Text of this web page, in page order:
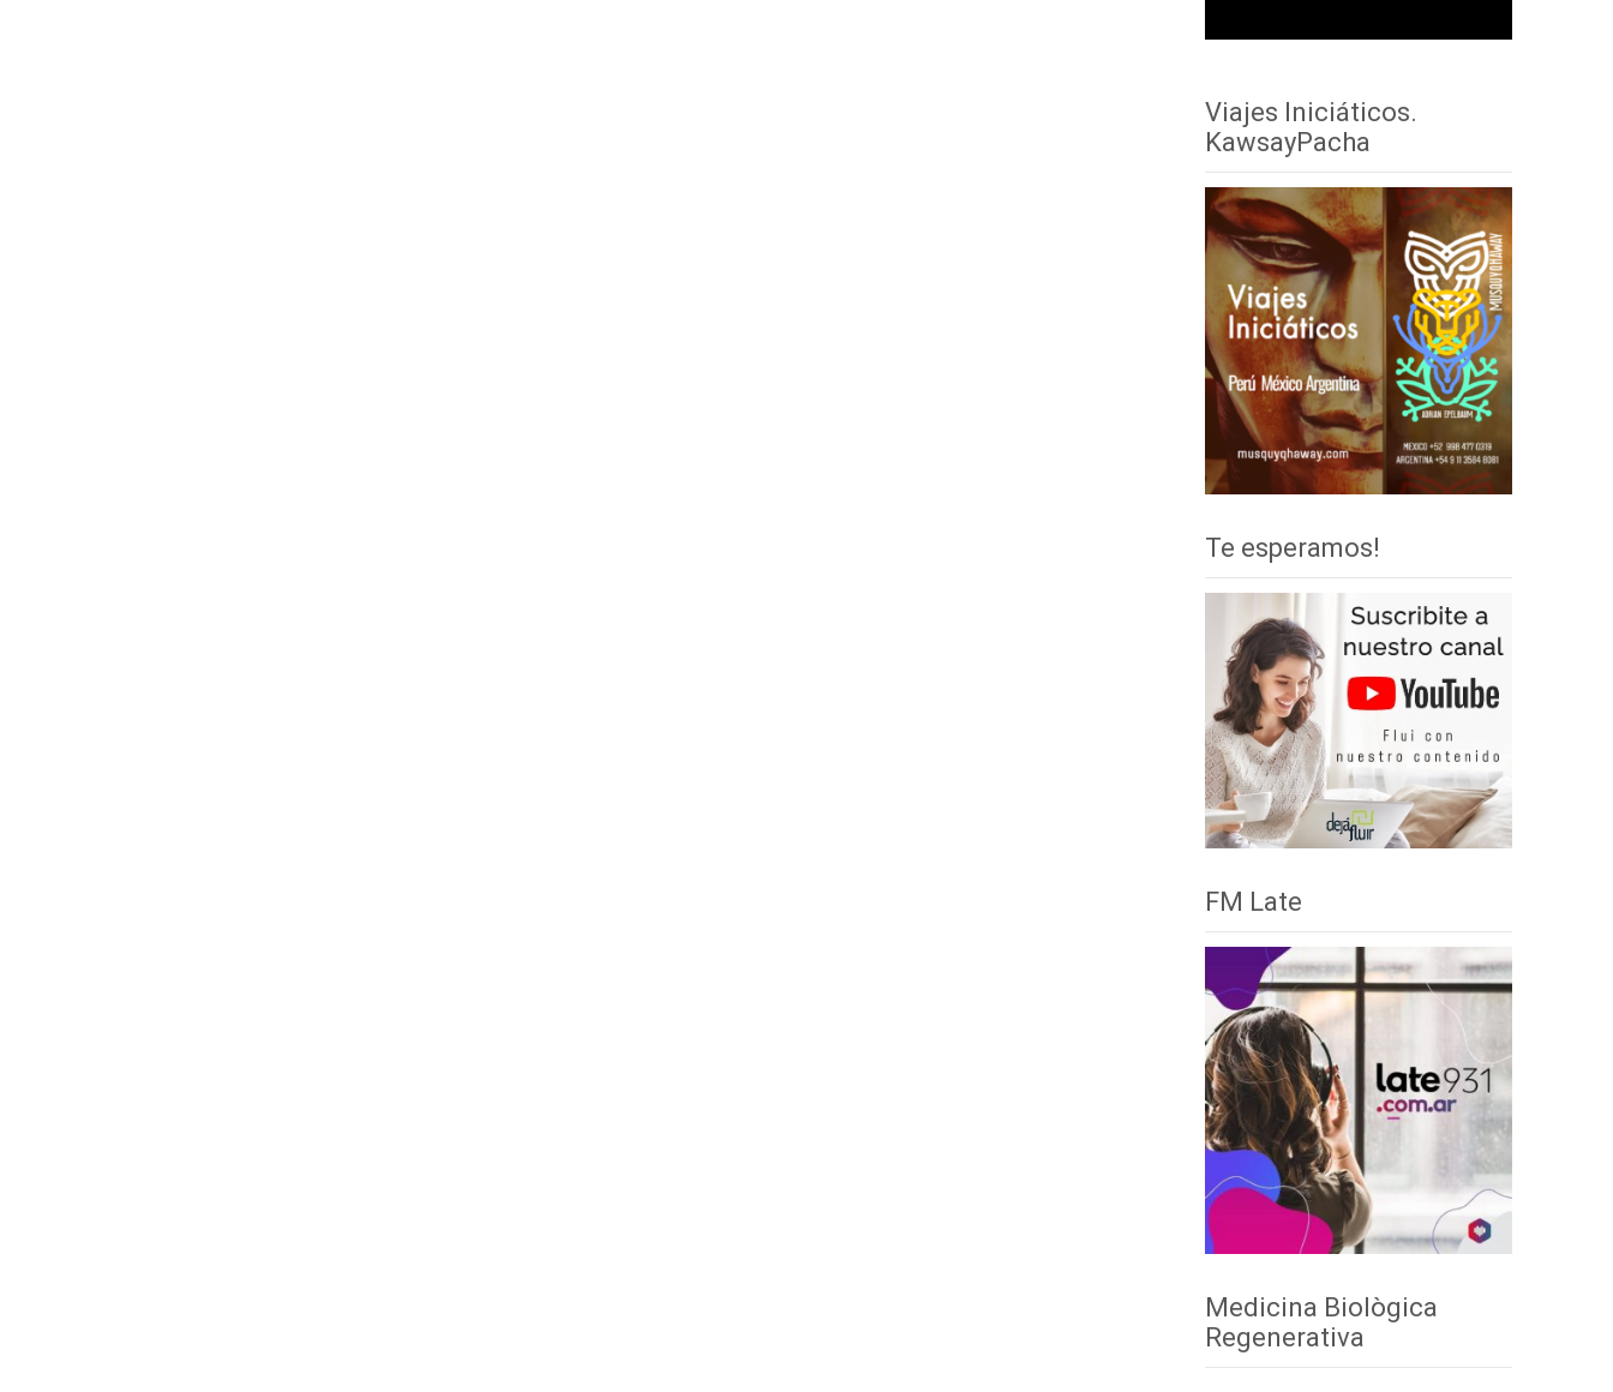
Viajes Iniciáticos.
KawsayPacha
Te esperamos!
FM Late
Medicina Biològica
Regenerativa